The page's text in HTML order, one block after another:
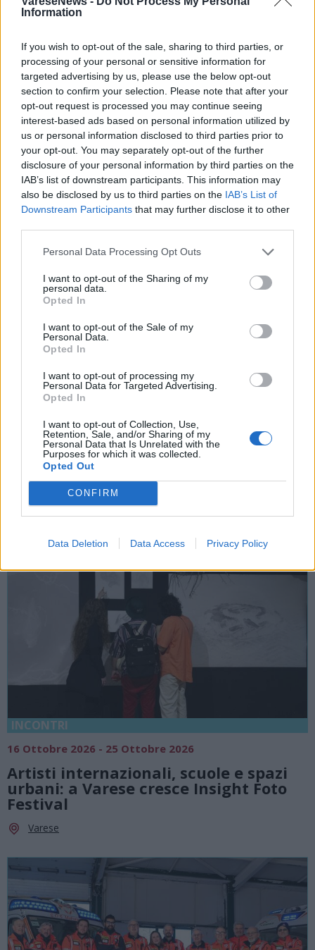
Information
If you wish to opt-out of the sale, sharing to third parties, or
processing of your personal or sensitive information for
targeted advertising by us, please use the below opt-out
section to confirm your selection. Please note that after your
opt-out request is processed you may continue seeing
interest-based ads based on personal information utilized by
us or personal information disclosed to third parties prior to
your opt-out. You may separately opt-out of the further
disclosure of your personal information by third parties on the
IAB’s list of downstream participants. This information may
also be disclosed by us to third parties on the IAB’s List of
Downstream Participants that may further disclose it to other
Personal Data Processing Opt Outs
I want to opt-out of the Sharing of my
personal data.
Opted In
I want to opt-out of the Sale of my
Personal Data.
Opted In
I want to opt-out of processing my
Personal Data for Targeted Advertising.
Opted In
I want to opt-out of Collection, Use,
Retention, Sale, and/or Sharing of my
Personal Data that Is Unrelated with the
Purposes for which it was collected.
Opted Out
CONFIRM
Data Deletion Data Access Privacy Policy
ADV
Tutti gli eventi
diagostoa Materia
POTREBBERO INTERESSARTI ANCHE
INCONTRI
16 Ottobre 2026 - 25 Ottobre 2026
Artisti internazionali, scuole e spazi
urbani: a Varese cresce Insight Foto
Festival
Varese